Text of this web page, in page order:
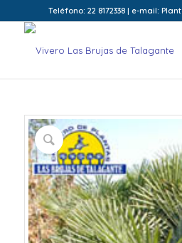
Teléfono: 22 8172338 | e-mail: